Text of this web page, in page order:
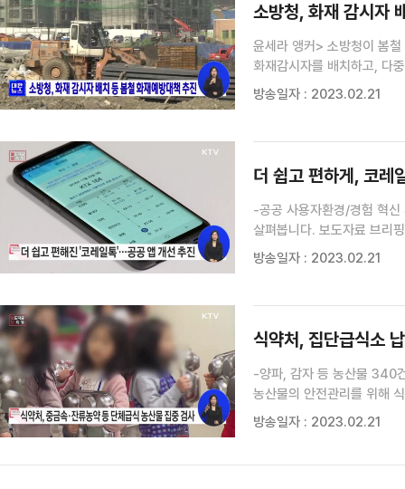
소방청, 화재 감시자
윤세라 앵커> 소방청이 봄
화재감시자를 배치하고, 다
안전무시행위를 근절하기
방송일자 : 2023.02.21
더 쉽고 편하게, 코레
-공공 사용자환경/경험 혁신 시범사업 완료
살펴봅니다. 보도자료 브리핑입니다. KTX 열차를 예매할 때 사용하는 '
편하게 개선됩니다. 우선 앱
방송일자 : 2023.02.21
식약처, 집단급식소
-양파, 감자 등 농산물 340건 수거· 검사 실시- 윤세
농산물의 안전관리를 위해
대한 집중 검사를 실시합니
방송일자 : 2023.02.21